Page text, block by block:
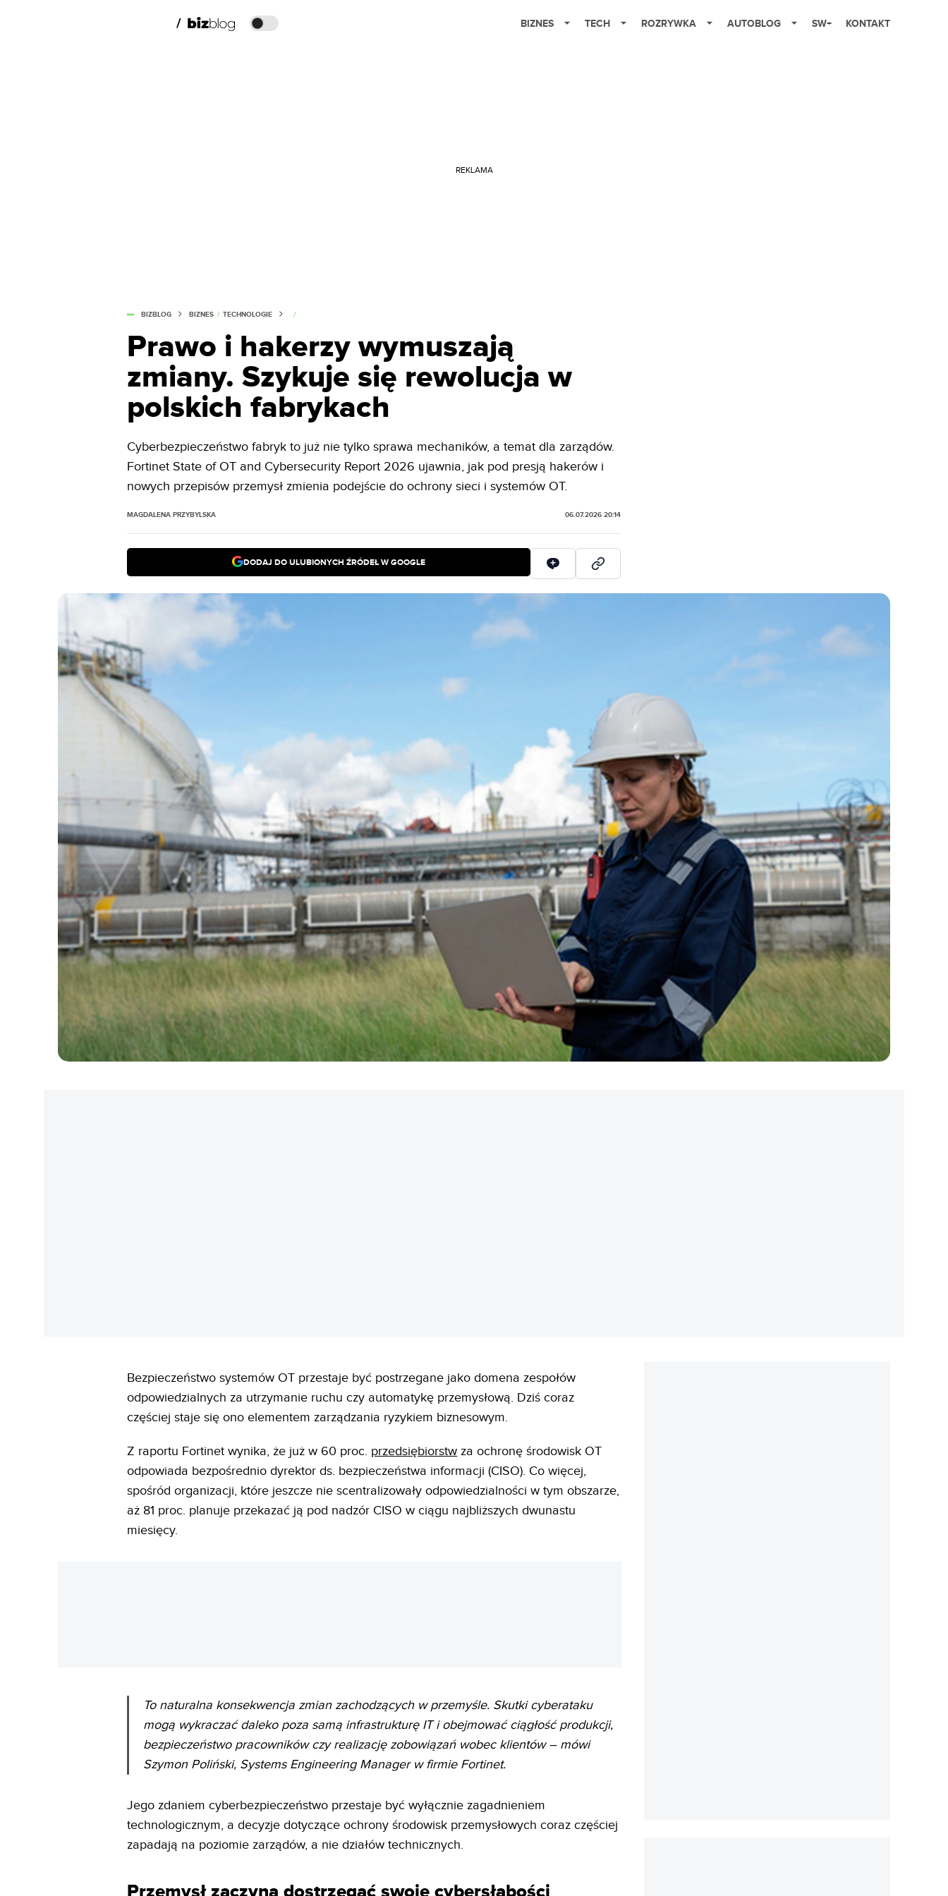
BIZNES TECH ROZRYWKA AUTOBLOG SW+ KONTAKT
REKLAMA
BIZBLOG BIZNES / TECHNOLOGIE /
Prawo i hakerzy wymuszają
zmiany. Szykuje się rewolucja w
polskich fabrykach
Cyberbezpieczeństwo fabryk to już nie tylko sprawa mechaników, a temat dla zarządów.
Fortinet State of OT and Cybersecurity Report 2026 ujawnia, jak pod presją hakerów i
nowych przepisów przemysł zmienia podejście do ochrony sieci i systemów OT.
MAGDALENA PRZYBYLSKA 06.07.2026 20:14
DODAJ DO ULUBIONYCH ŹRÓDEŁ W GOOGLE
Bezpieczeństwo systemów OT przestaje być postrzegane jako domena zespołów
odpowiedzialnych za utrzymanie ruchu czy automatykę przemysłową. Dziś coraz
częściej staje się ono elementem zarządzania ryzykiem biznesowym.
Z raportu Fortinet wynika, że już w 60 proc. przedsiębiorstw za ochronę środowisk OT
odpowiada bezpośrednio dyrektor ds. bezpieczeństwa informacji (CISO). Co więcej,
spośród organizacji, które jeszcze nie scentralizowały odpowiedzialności w tym obszarze,
aż 81 proc. planuje przekazać ją pod nadzór CISO w ciągu najbliższych dwunastu
miesięcy.
To naturalna konsekwencja zmian zachodzących w przemyśle. Skutki cyberataku
mogą wykraczać daleko poza samą infrastrukturę IT i obejmować ciągłość produkcji,
bezpieczeństwo pracowników czy realizację zobowiązań wobec klientów – mówi
Szymon Poliński, Systems Engineering Manager w firmie Fortinet.
Jego zdaniem cyberbezpieczeństwo przestaje być wyłącznie zagadnieniem
technologicznym, a decyzje dotyczące ochrony środowisk przemysłowych coraz częściej
zapadają na poziomie zarządów, a nie działów technicznych.